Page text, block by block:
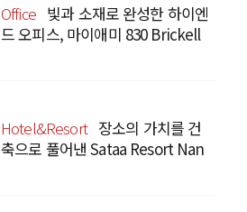
Office 빛과 소재로 완성한 하이엔
드 오피스, 마이애미 830 Brickell
Hotel&Resort 장소의 가치를 건
축으로 풀어낸 Sataa Resort Nan